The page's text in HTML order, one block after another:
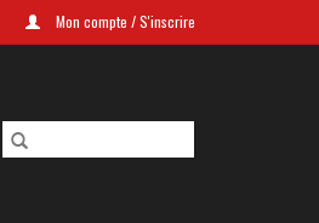
Mon compte / S'inscrire